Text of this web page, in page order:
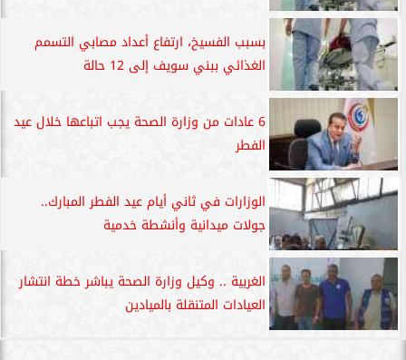
بسبب الفسيخ، ارتفاع أعداد مصابي التسمم
الغذائي ببني سويف إلى 12 حالة
6 عادات من وزارة الصحة يجب اتباعها خلال عيد
الفطر
الوزارات في ثاني أيام عيد الفطر المبارك..
جولات ميدانية وأنشطة خدمية
الغربية .. وكيل وزارة الصحة يباشر خطة انتشار
العيادات المتنقلة بالميادين